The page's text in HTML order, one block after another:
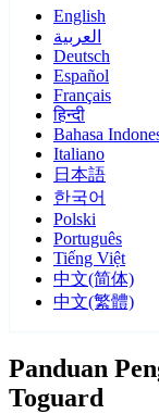
English
العربية
Deutsch
Español
Français
हिन्दी
Bahasa
Italiano
日本語
한국어
Polski
Português
Tiếng Việt
中文(简体)
中文(繁體)
Panduan
Toguard